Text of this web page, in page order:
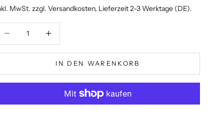
MwSt. zzgl.Versandkosten, Lieferzeit 2-3 Werktage (DE).
IN DEN WARENKORB